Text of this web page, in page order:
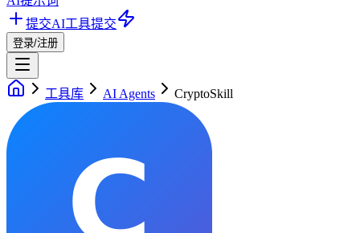
提交AI工具提交
登录/注册
工具库 AI Agents CryptoSkill